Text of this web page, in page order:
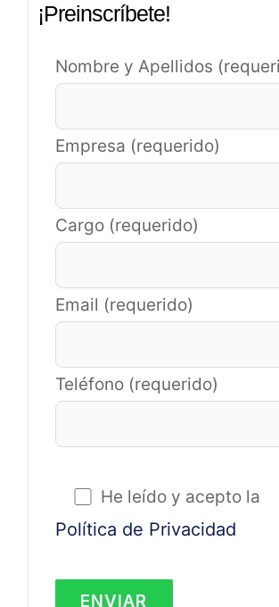
¡Preinscríbete!
Nombre y Apellidos
Empresa (requerido)
Cargo (requerido)
Email (requerido)
Teléfono (requerido)
He leído y acepto la
Política de Privacidad